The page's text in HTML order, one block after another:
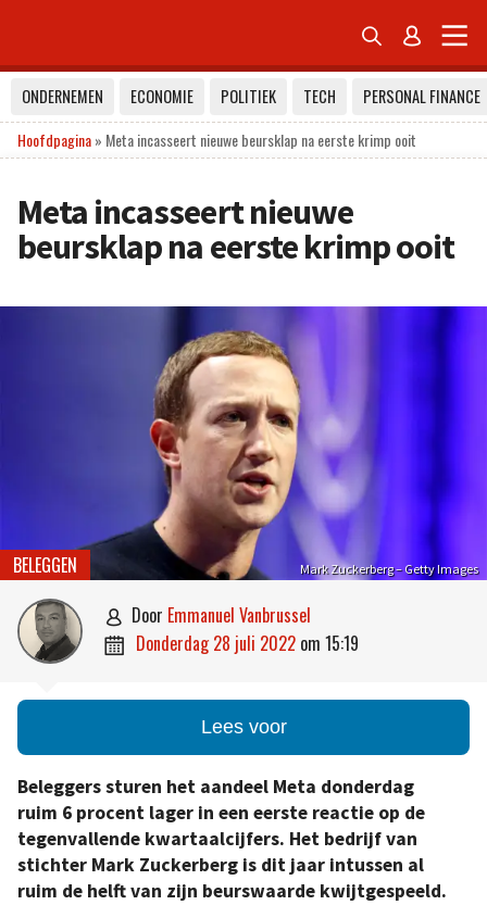
 
ONDERNEMEN ECONOMIE POLITIEK TECH
PERSONAL FINANCE
Hoofdpagina» Meta incasseert nieuwe beursklap na eerste krimp ooit
Meta incasseert nieuwe
beursklap na eerste krimp ooit
Mark Zuckerberg – Getty Images
BELEGGEN
 door Emmanuel Vanbrussel
 donderdag 28 juli 2022 om 15:19
Lees voor
Beleggers sturen het aandeel Meta donderdag
ruim 6 procent lager in een eerste reactie op de
tegenvallende kwartaalcijfers. Het bedrijf van
stichter Mark Zuckerberg is dit jaar intussen al
ruim de helft van zijn beurswaarde kwijtgespeeld.